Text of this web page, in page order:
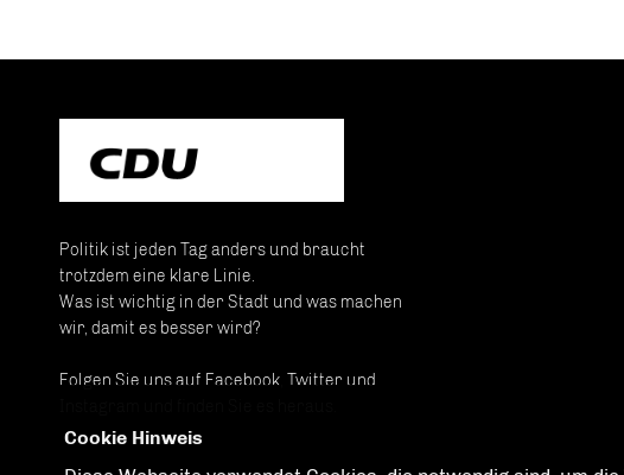
Politik ist jeden Tag anders und braucht
trotzdem eine klare Linie.
Was ist wichtig in der Stadt und was machen
wir, damit es besser wird?
Folgen Sie uns auf Facebook, Twitter und
Cookie Hinweis